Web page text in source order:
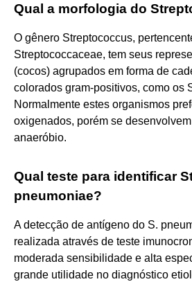
Qual a morfologia do
O gênero Streptococcus,
Streptococcaceae, tem seus
(cocos) agrupados em forma de
colorados gram-positivos, como os
Normalmente estes organismos
oxigenados, porém se
anaeróbio.
Qual teste para identificar
pneumoniae?
A detecção de antígeno do S.
realizada através de teste
moderada sensibilidade e alta
grande utilidade no diagnóstico